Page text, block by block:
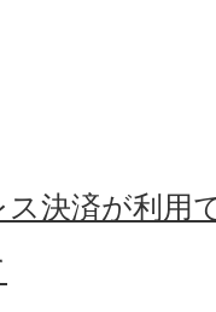
決済が利用